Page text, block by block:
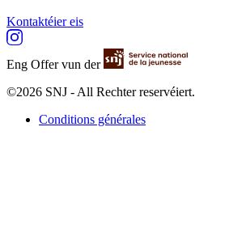
Kontaktéier eis
Eng Offer vun der
©2026 SNJ - All Rechter reservéiert.
Conditions générales